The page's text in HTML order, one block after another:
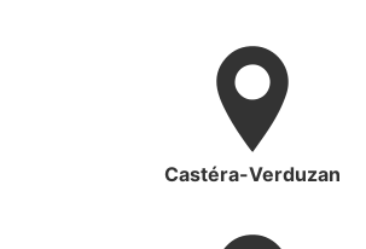
Castéra-Verduzan